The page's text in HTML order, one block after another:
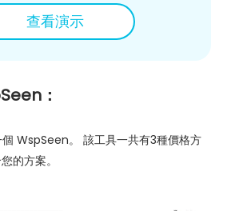
查看演示
：
WspSeen。 該工具一共有3種價格方
的方案。